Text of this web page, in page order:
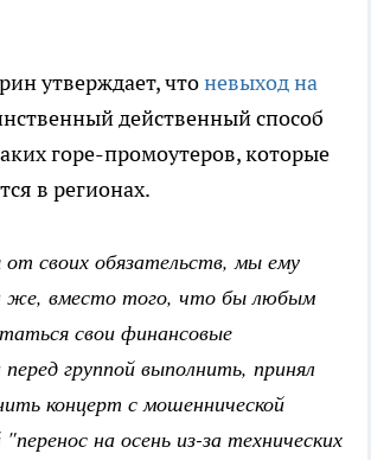
утверждает, чтоневыход на
действенный способ
горе-промоутеров, которые
в регионах.
своих обязательств, мы ему
же, вместо того, что бы любым
свои финансовые
группой выполнить, принял
концерт с мошеннической
на осень из-за технических